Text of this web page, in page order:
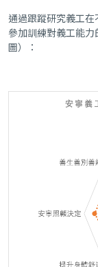
通過跟蹤研究義工在
參加訓練對義工能
圖）：